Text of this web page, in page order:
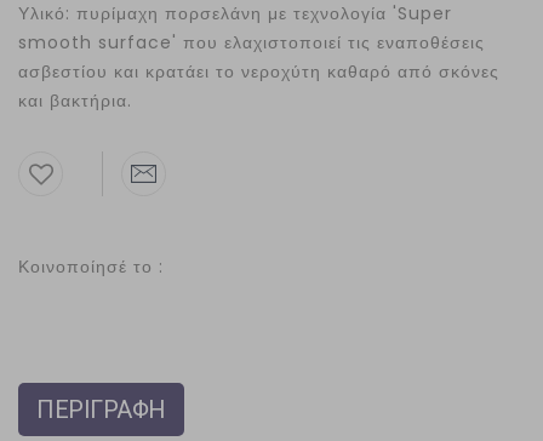
Υλικό: πυρίμαχη πορσελάνη με τεχνολογία 'Super
smooth surface' που ελαχιστοποιεί τις εναποθέσεις
ασβεστίου και κρατάει το νεροχύτη καθαρό από σκόνες
και βακτήρια.
Κοινοποίησέ το :
ΠΕΡΙΓΡΑΦΗ